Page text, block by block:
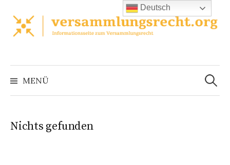
Inhalt
überspringen
MENÜ
Suchen
nach:
Nichts gefunden
Deutsch